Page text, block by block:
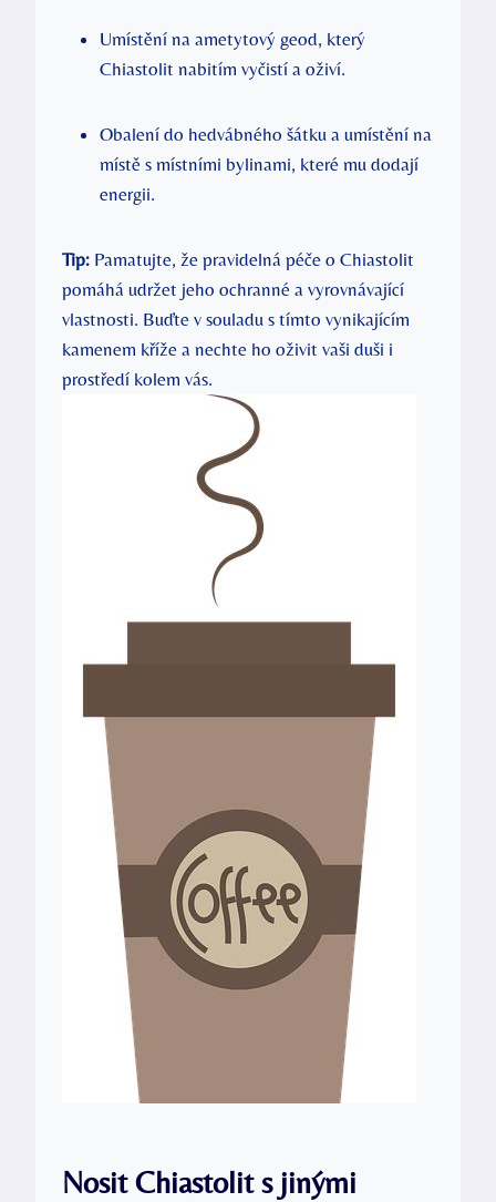
Umístění na ametytový geod, který
Chiastolit nabitím vyčistí a oživí.
Obalení do hedvábného šátku a umístění na
místě s místními bylinami, které mu dodají
energii.
Tip: Pamatujte, že pravidelná péče o Chiastolit
pomáhá udržet jeho ochranné a vyrovnávající
vlastnosti. Buďte v souladu s tímto vynikajícím
kamenem kříže a nechte ho oživit vaši duši i
prostředí kolem vás.
Nosit Chiastolit s jinými